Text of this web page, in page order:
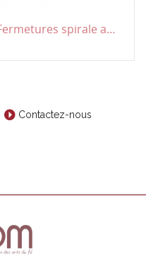
Fermetures spirale au mètre
Contactez-nous